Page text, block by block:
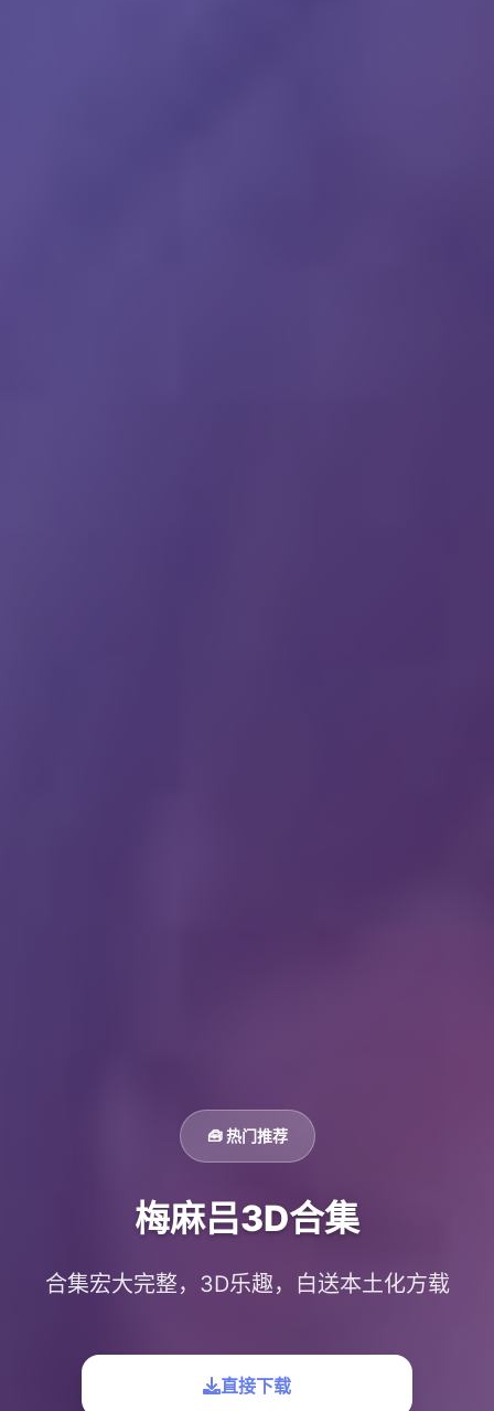
🧰 热门推荐
梅麻吕3D合集
合集宏大完整，3D乐趣，白送本土化方载
直接下载